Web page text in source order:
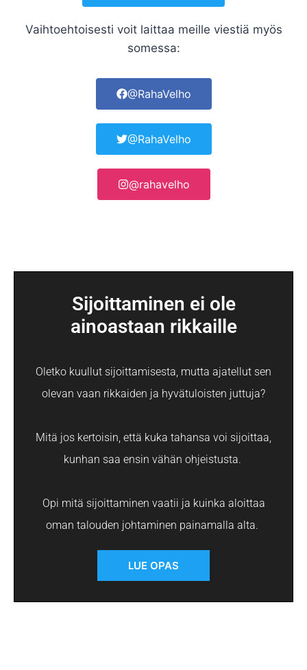
Vaihtoehtoisesti voit laittaa meille viestiä myös
somessa:
@RahaVelho
@RahaVelho
@rahavelho
Sijoittaminen ei ole
ainoastaan rikkaille
Oletko kuullut sijoittamisesta, mutta ajatellut sen
olevan vaan rikkaiden ja hyvätuloisten juttuja?
Mitä jos kertoisin, että kuka tahansa voi sijoittaa,
kunhan saa ensin vähän ohjeistusta.
Opi mitä sijoittaminen vaatii ja kuinka aloittaa
oman talouden johtaminen painamalla alta.
LUE OPAS